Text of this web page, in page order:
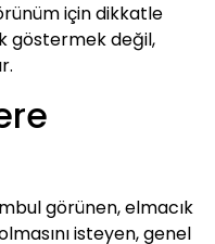
için dikkatle
göstermek değil,
görünen, elmacık
isteyen, genel